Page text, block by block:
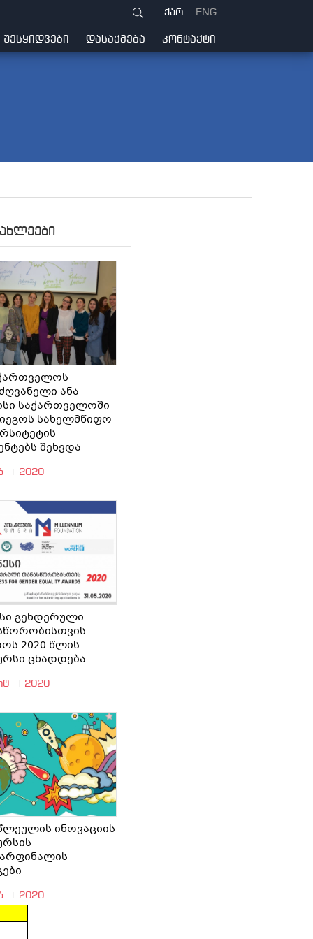
ქარ ENG
ᲨᲔᲡᲧᲘᲓᲕᲔᲑᲘ ᲓᲐᲡᲐᲥᲛᲔᲑᲐ ᲙᲝᲜᲢᲐᲥᲢᲘ
ანა
საქართველოში
სახელმწიფო
შეხვდა
2020
გენდერული
2020 წლის
ცხადდება
2020
ინოვაციის
2020